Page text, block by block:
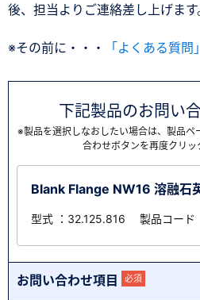
後、担当よりご連絡差し上げます
※その前に・・・ 「よくある質問」
下記製品のお問い
※製品を選択しなおしたい場合は、製品ペ
合わせボタンを再度クリッ
Blank Flange NW16 溶融石
型式 ：32.125.816 製品コード
お問い合わせ項目 必須